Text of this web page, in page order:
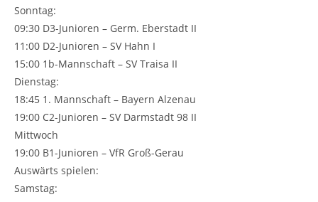
Sonntag:
09:30 D3-Junioren – Germ. Eberstadt II
11:00 D2-Junioren – SV Hahn I
15:00 1b-Mannschaft – SV Traisa II
Dienstag:
18:45 1. Mannschaft – Bayern Alzenau
19:00 C2-Junioren – SV Darmstadt 98 II
Mittwoch
19:00 B1-Junioren – VfR Groß-Gerau
Auswärts spielen:
Samstag: